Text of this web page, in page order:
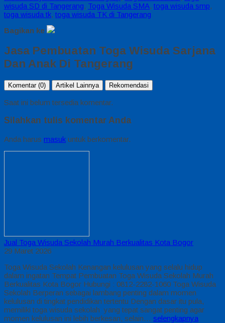
wisuda SD di Tangerang, Toga Wisuda SMA, toga wisuda smp,
toga wisuda tk, toga wisuda TK di Tangerang
Bagikan ke
Jasa Pembuatan Toga Wisuda Sarjana
Dan Anak Di Tangerang
Komentar (0) Artikel Lainnya Rekomendasi
Saat ini belum tersedia komentar.
Silahkan tulis komentar Anda
Anda harus masuk untuk berkomentar.
Jual Toga Wisuda Sekolah Murah Berkualitas Kota Bogor
29 Maret 2026
Toga Wisuda Sekolah Kenangan kelulusan yang selalu hidup
dalam ingatan Tempat Pembuatan Toga Wisuda Sekolah Murah
Berkualitas Kota Bogor Hubungi : 0812-2282-1060 Toga Wisuda
Sekolah Berperan sebagai lambang penting dalam momen
kelulusan di tingkat pendidikan tertentu Dengan dasar itu pula,
memiliki toga wisuda sekolah yang tepat sangat penting agar
momen kelulusan ini lebih berkesan, selain… selengkapnya